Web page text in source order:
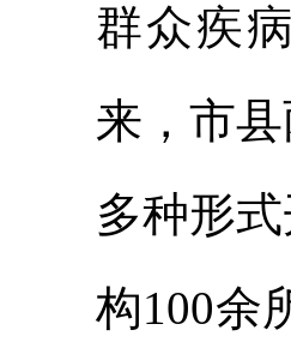
群众疾
来，市
多种形
构100余